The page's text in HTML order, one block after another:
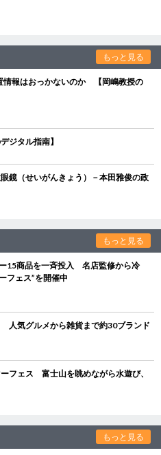
もっと見る
情報はおっかないのか 【岡嶋教授の
ジタル指南】
鏡（せいがんきょう）－本田雅俊の政
もっと見る
15商品を一斉投入 名店監修から冷
フェス”を開催中
人気グルメから雑貨まで約30ブランド
フェス 富士山を眺めながら水遊び、
もっと見る